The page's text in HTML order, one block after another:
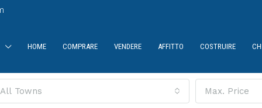
HOME COMPRARE VENDERE AFFITTO COSTRUIRE
All Towns Max. Price